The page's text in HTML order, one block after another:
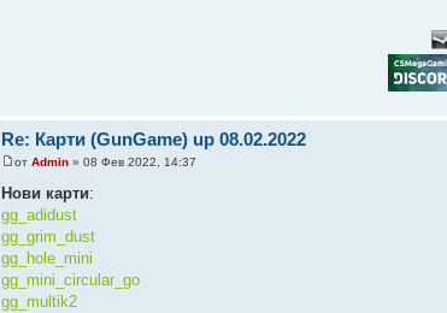
Re: Карти (GunGame) up 08.02.2022
отAdmin » 08 Фев 2022, 14:37
Нови карти:
gg_adidust
gg_grim_dust
gg_hole_mini
gg_mini_circular_go
gg_multik2